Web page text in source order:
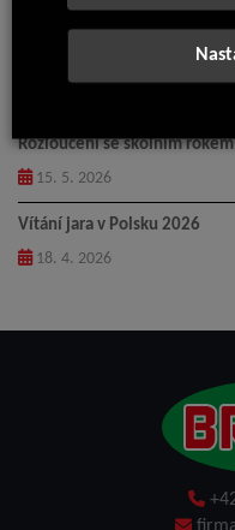
Loučení – odchod Anny do
Rozloučení se školním
15. 5. 2026
Vítání jara v Polsku 2026
18. 4. 2026